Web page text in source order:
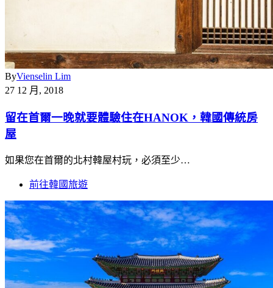
ByVienselin Lim
27 12 月, 2018
留在首爾一晚就要體驗住在HANOK，韓國傳統房
屋
如果您在首爾的北村韓屋村玩，必須至少…
前往韓國旅遊